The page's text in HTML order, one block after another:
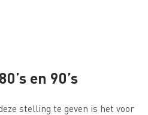
en 90’s
stelling te geven is het voor